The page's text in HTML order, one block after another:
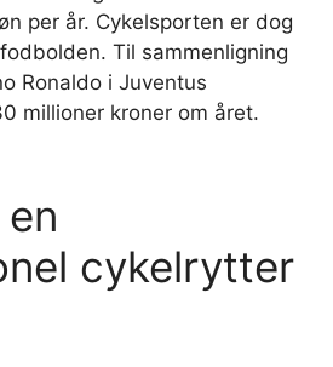
per år. Cykelsporten er dog
Til sammenligning
Ronaldo i Juventus
millioner kroner om året.
cykelrytter